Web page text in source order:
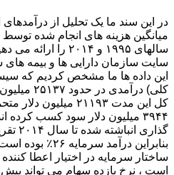
در این سند ما یک تحلیل از درآمدهای
میانگین هزینه های انجام شده توسط
سالهای ۱۹۹۵ و ۲۰۱۴
سایت سازمان دارایی ها و بیمه های
این داده ها ما مشخص کردیم که
کلی)
کل این مدت ۲۱۱۹۳
۳۹۴۴ میلیون دلار سود کسب کرده
بنابراین درآمد